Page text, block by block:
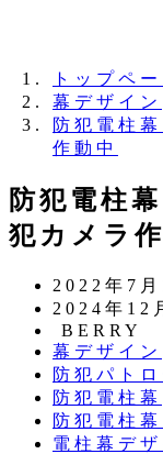
トップペー
幕デザイン
防犯電柱
作動中
防犯電柱
犯カメラ
投
稿
日
2022年7月
更
新
日
2024年12
著
者
BERRY
カ
テ
ゴ
リ
ー
幕デザイン
カ
テ
ゴ
リ
防犯パト
カ
テ
ゴ
防犯電柱幕
カ
テ
防犯電柱
カ
電柱幕デザ